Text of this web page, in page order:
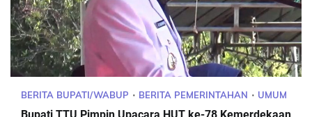
BERITA BUPATI/WABUP BERITA PEMERINTAHAN UMUM